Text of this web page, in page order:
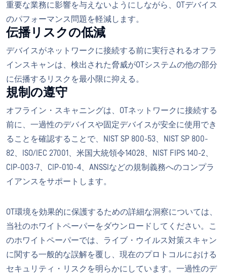
重要な業務に影響を与えないようにしながら、OTデバイス
のパフォーマンス問題を軽減します。
伝播リスクの低減
デバイスがネットワークに接続する前に実行されるオフラ
インスキャンは、検出された脅威がOTシステムの他の部分
に伝播するリスクを最小限に抑える。
規制の遵守
オフライン・スキャニングは、OTネットワークに接続する
前に、一過性のデバイスや固定デバイスが安全に使用でき
ることを確認することで、NIST SP 800-53、NIST SP 800-
82、ISO/IEC 27001、米国大統領令14028、NIST FIPS 140-2、
CIP-003-7、CIP-010-4、ANSSIなどの規制義務へのコンプラ
イアンスをサポートします。
OT環境を効果的に保護するための詳細な洞察については、
当社のホワイトペーパーをダウンロードしてください。こ
のホワイトペーパーでは、ライブ・ウイルス対策スキャン
に関する一般的な誤解を覆し、現在のプロトコルにおける
セキュリティ・リスクを明らかにしています。一過性のデ